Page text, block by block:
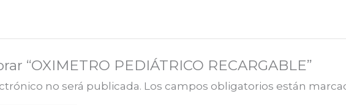
“OXIMETRO PEDIÁTRICO RECARGABLE”
no será publicada. Los campos obligatorios están